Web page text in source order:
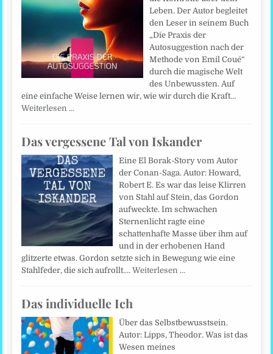
Leben. Der Autor begleitet
den Leser in seinem Buch
„Die Praxis der
Autosuggestion nach der
Methode von Emil Coué“
durch die magische Welt
des Unbewussten. Auf
eine einfache Weise lernen wir, wie wir durch die Kraft…
Weiterlesen …
Das vergessene Tal von Iskander
Eine El Borak-Story vom Autor
der Conan-Saga. Autor: Howard,
Robert E. Es war das leise Klirren
von Stahl auf Stein, das Gordon
aufweckte. Im schwachen
Sternenlicht ragte eine
schattenhafte Masse über ihm auf
und in der erhobenen Hand
glitzerte etwas. Gordon setzte sich in Bewegung wie eine
Stahlfeder, die sich aufrollt.…Weiterlesen …
Das individuelle Ich
Über das Selbstbewusstsein.
Autor: Lipps, Theodor. Was ist das
Wesen meines